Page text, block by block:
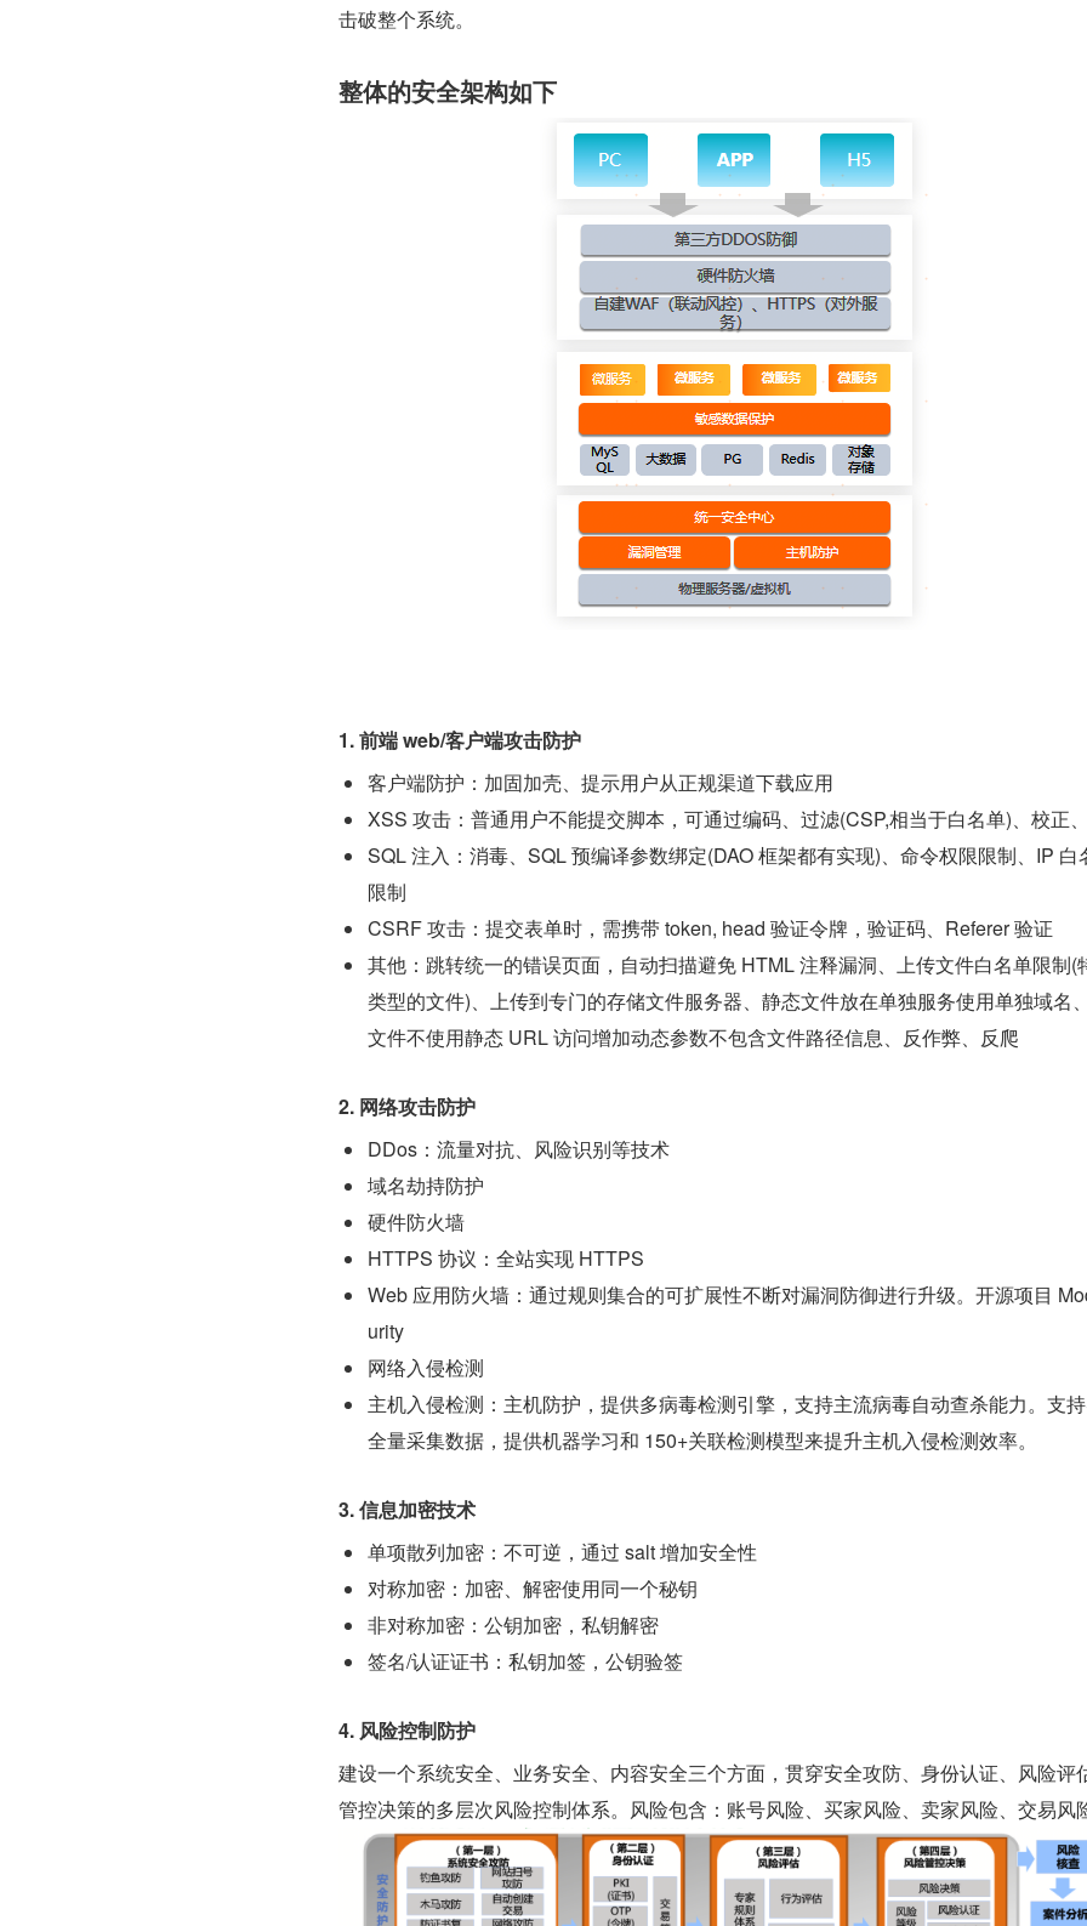
击破整个系统。
整体的安全架构如下
1. 前端 web/客户端攻击防护
客户端防护：加固加壳、提示用户从正规渠道下载应用
XSS 攻击：普通用户不能提交脚本，可通过编码、过滤(CSP,相当于白名单)、校正
SQL 注入：消毒、SQL 预编译参数绑定(DAO 框架都有实现)、命令权限限制、IP 白
限制
CSRF 攻击：提交表单时，需携带 token, head 验证令牌，验证码、Referer 验证
其他：跳转统一的错误页面，自动扫描避免 HTML 注释漏洞、上传文件白名单限制(
类型的文件)、上传到专门的存储文件服务器、静态文件放在单独服务使用单独域名
文件不使用静态 URL 访问增加动态参数不包含文件路径信息、反作弊、反爬
2. 网络攻击防护
DDos：流量对抗、风险识别等技术
域名劫持防护
硬件防火墙
HTTPS 协议：全站实现 HTTPS
Web 应用防火墙：通过规则集合的可扩展性不断对漏洞防御进行升级。开源项目
urity
网络入侵检测
主机入侵检测：主机防护，提供多病毒检测引擎，支持主流病毒自动查杀能力。支
全量采集数据，提供机器学习和 150+关联检测模型来提升主机入侵检测效率。
3. 信息加密技术
单项散列加密：不可逆，通过 salt 增加安全性
对称加密：加密、解密使用同一个秘钥
非对称加密：公钥加密，私钥解密
签名/认证证书：私钥加签，公钥验签
4. 风险控制防护
建设一个系统安全、业务安全、内容安全三个方面，贯穿安全攻防、身份认证、风险评
管控决策的多层次风险控制体系。风险包含：账号风险、买家风险、卖家风险、交易风